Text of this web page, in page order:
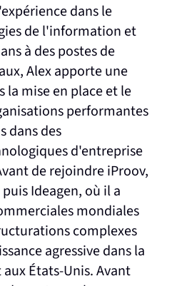
dans le
de l'information et
à des postes de
Alex apporte une
la mise en place et le
performantes
dans des
d'entreprise
de rejoindre iProov,
Ideagen, où il a
mondiales
complexes
agressive dans la
aux États-Unis. Avant